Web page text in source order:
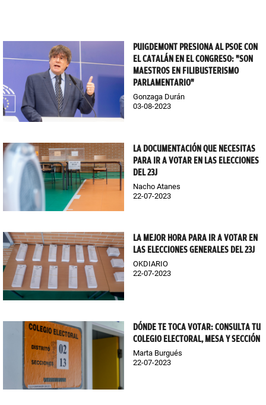
PUIGDEMONT PRESIONA AL PSOE CON
EL CATALÁN EN EL CONGRESO: "SON
MAESTROS EN FILIBUSTERISMO
PARLAMENTARIO"
Gonzaga Durán
03-08-2023
LA DOCUMENTACIÓN QUE NECESITAS
PARA IR A VOTAR EN LAS ELECCIONES
DEL 23J
Nacho Atanes
22-07-2023
LA MEJOR HORA PARA IR A VOTAR EN
LAS ELECCIONES GENERALES DEL 23J
OKDIARIO
22-07-2023
DÓNDE TE TOCA VOTAR: CONSULTA TU
COLEGIO ELECTORAL, MESA Y SECCIÓN
Marta Burgués
22-07-2023